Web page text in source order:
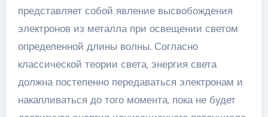
представляет собой явление высвобождения
электронов из металла при освещении светом
определенной длины волны. Согласно
классической теории света, энергия света
должна постепенно передаваться электронам и
накапливаться до того момента, пока не будет